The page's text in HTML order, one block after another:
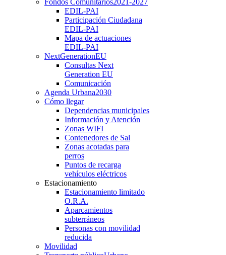
Fondos Comunitarios2021-2027
EDIL-PAI
Participación Ciudadana
EDIL-PAI
Mapa de actuaciones
EDIL-PAI
NextGenerationEU
Consultas Next
Generation EU
Comunicación
Agenda Urbana2030
Cómo llegar
Dependencias municipales
Información y Atención
Zonas WIFI
Contenedores de Sal
Zonas acotadas para
perros
Puntos de recarga
vehículos eléctricos
Estacionamiento
Estacionamiento limitado
O.R.A.
Aparcamientos
subterráneos
Personas con movilidad
reducida
Movilidad